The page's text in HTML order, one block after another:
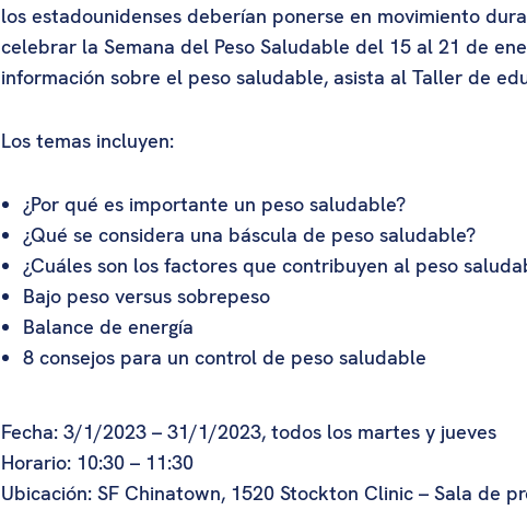
los estadounidenses deberían ponerse en movimiento
celebrar la Semana del Peso Saludable del 15 al 21 de
información sobre el peso saludable, asista al Taller de
Los temas incluyen:
¿Por qué es importante un peso saludable?
¿Qué se considera una báscula de peso saludable?
¿Cuáles son los factores que contribuyen al peso
Bajo peso versus sobrepeso
Balance de energía
8 consejos para un control de peso saludable
Fecha: 3/1/2023 – 31/1/2023, todos los martes y jueves
Horario: 10:30 – 11:30
Ubicación: SF Chinatown, 1520 Stockton Clinic – Sala de